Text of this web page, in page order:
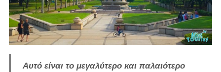
Αυτό είναι το μεγαλύτερο και παλαιότερο